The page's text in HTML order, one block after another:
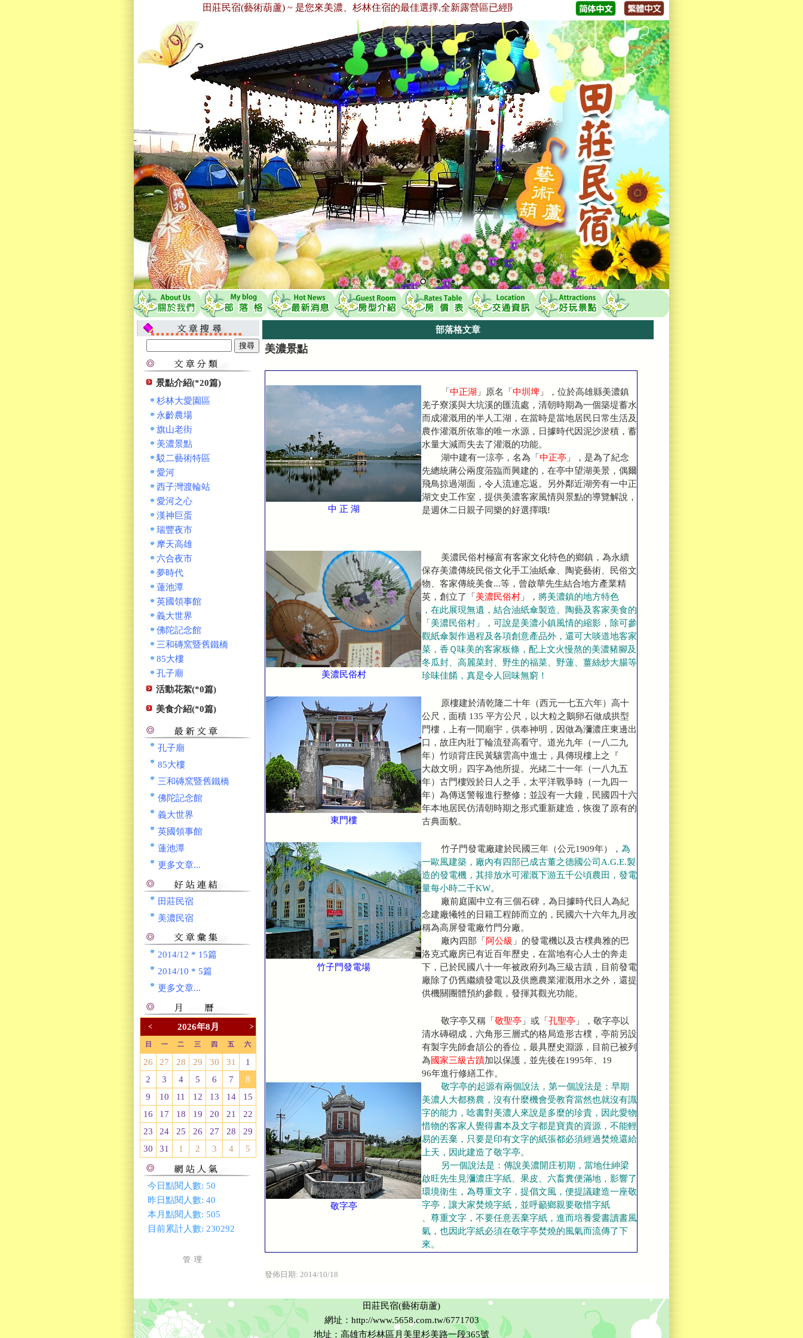
田莊民宿(藝術葫蘆) ~ 是您來美濃、杉林住宿的最佳選擇,全新露營區已經開放囉！歡迎大家來體驗，歡迎來電洽詢😁😁😁
景點介紹(*20篇)
杉林大愛園區
永齡農場
旗山老街
美濃景點
駁二藝術特區
愛河
西子灣渡輪站
愛河之心
漢神巨蛋
瑞豐夜市
摩天高雄
六合夜市
夢時代
蓮池潭
英國領事館
義大世界
佛陀記念館
三和磚窯暨舊鐵橋
85大樓
孔子廟
活動花絮(*0篇)
美食介紹(*0篇)
孔子廟
85大樓
三和磚窯暨舊鐵橋
佛陀記念館
義大世界
英國領事館
蓮池潭
更多文章...
田莊民宿
美濃民宿
2014/12 * 15篇
2014/10 * 5篇
更多文章...
< 2026年8月 >
日 一 二 三 四 五 六
26 27 28 29 30 31
1
2
3 4 5 6 7
8
9
10 11 12 13 14
15
16
17 18 19 20 21
22
23
24 25 26 27 28
29
30
31 1 2 3 4 5
今日點閱人數: 50
昨日點閱人數: 40
本月點閱人數: 505
目前累計人數: 230292
管 理
部落格文章
美濃景點
「 中正湖 」原名「 中圳埤 」，位於高雄縣美濃鎮
羌子寮溪與大坑溪的匯流處，清朝時期為一個築堤蓄水
而成灌溉用的半人工湖，在當時是當地居民日常生活及
農作灌溉所依靠的唯一水源，日據時代因泥沙淤積，蓄
水量大減而失去了灌溉的功能。
湖中建有一涼亭，名為「 中正亭 」，是為了紀念
先總統蔣公兩度蒞臨而興建的，在亭中望湖美景，偶爾
飛鳥掠過湖面，令人流連忘返。另外鄰近湖旁有一中正
湖文史工作室，提供美濃客家風情與景點的導覽解說，
是週休二日親子同樂的好選擇哦!
中 正 湖
美濃民俗村極富有客家文化特色的鄉鎮，為永續
保存美濃傳統民俗文化手工油紙傘、陶瓷藝術、民俗文
物、客家傳統美食...等，曾啟華先生結合地方產業精
英，創立了「 美濃民俗村 」， 將美濃鎮的地方特色
，在此展現無遺，結合油紙傘製造、陶藝及客家美食的
「美濃民俗村」，可說是美濃小鎮風情的縮影，除可參
觀紙傘製作過程及各項創意產品外，還可大啖道地客家
菜，香Ｑ味美的客家板條，配上文火慢熬的美濃豬腳及
冬瓜封、高麗菜封、野生的福菜、野蓮、薑絲炒大腸等
珍味佳餚，真是令人回味無窮！
美濃民俗村
東門樓
原樓建於清乾隆二十年（西元一七五六年）高十
公尺，面積 135 平方公尺，以大粒之鵝卵石做成拱型
門樓，上有一間廟宇，供奉神明，因做為瀰濃庄東邊出
口，故庄內壯丁輪流登高看守。道光九年（一八二九
年）竹頭背庄民黃驤雲高中進士，具傳現樓上之『
大啟文明』四字為他所提。光緒二十一年（一八九五
年）古門樓毀於日人之手，太平洋戰爭時（一九四一
年）為傳送警報進行整修；並設有一大鐘，民國四十六
年本地居民仿清朝時期之形式重新建造，恢復了原有的
古典面貌。
竹子門發電廠建於民國三年（公元1909年）， 為
一歐風建築，廠內有四部已成古董之德國公司A.G.E.製
造的發電機，其排放水可灌溉下游五千公頃農田，發電
量每小時二千KW。
廠前庭園中立有三個石碑，為日據時代日人為紀
念建廠犧牲的日籍工程師而立的，民國六十六年九月改
稱為高屏發電廠竹門分廠。
廠內四部「 阿公級 」的發電機以及古樸典雅的巴
洛克式廠房已有近百年歷史，在當地有心人士的奔走
下，已於民國八十一年被政府列為三級古蹟，目前發電
廠除了仍舊繼續發電以及供應農業灌溉用水之外，還提
供機關團體預約參觀，發揮其觀光功能。
竹子門發電場
敬字亭又稱「 敬聖亭 」或「 孔聖亭 」，敬字亭以
清水磚砌成，六角形三層式的格局造形古樸，亭前另設
有製字先師倉頡公的香位，最具歷史淵源，目前已被列
為國家三級古蹟加以保護，並先後在1995年、19
96年進行修繕工作。
敬字亭的起源有兩個說法，第一個說法是：早期
美濃人大都務農，沒有什麼機會受教育當然也就沒有識
字的能力，唸書對美濃人來說是多麼的珍貴，因此愛物
惜物的客家人覺得書本及文字都是寶貴的資源，不能輕
易的丟棄，只要是印有文字的紙張都必須經過焚燒還給
上天，因此建造了敬字亭。
另一個說法是：傳說美濃開庄初期，當地仕紳梁
啟旺先生見瀰濃庄字紙、果皮、六畜糞便滿地，影響了
環境衛生，為尊重文字，提倡文風，便提議建造一座敬
字亭，讓大家焚燒字紙，並呼籲鄉親要敬惜字紙
、尊重文字，不要任意丟棄字紙，進而培養愛書讀書風
氣，也因此字紙必須在敬字亭焚燒的風氣而流傳了下
來。
敬字亭
發佈日期: 2014/10/18
田莊民宿(藝術葫蘆)
網址：http://www.5658.com.tw/6771703
地址：高雄市杉林區月美里杉美路一段365號